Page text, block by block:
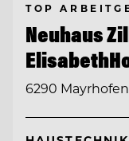
TOP
Neuhaus
6290